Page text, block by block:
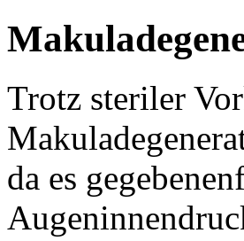
Trotz steriler
da es